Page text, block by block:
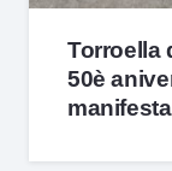
Torroella
50è